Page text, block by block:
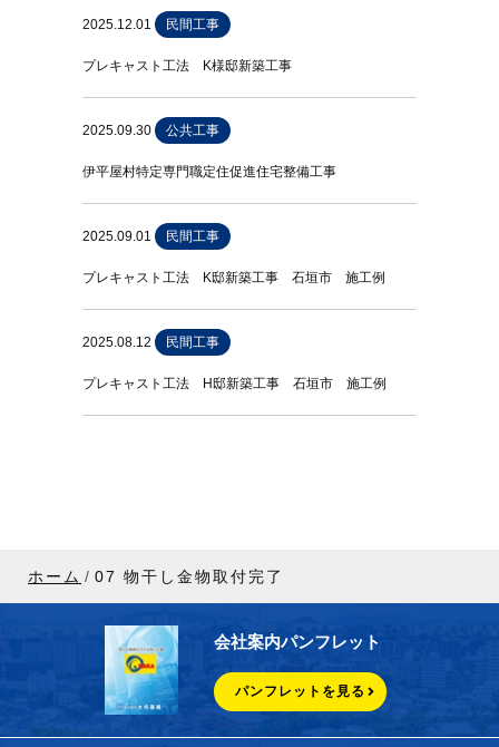
2025.12.01 民間工事
プレキャスト工法 K様邸新築工事
2025.09.30 公共工事
伊平屋村特定専門職定住促進住宅整備工事
2025.09.01 民間工事
プレキャスト工法 K邸新築工事 石垣市 施工例
2025.08.12 民間工事
プレキャスト工法 H邸新築工事 石垣市 施工例
ホーム 07 物干し金物取付完了
会社案内パンフレット
パンフレットを見る